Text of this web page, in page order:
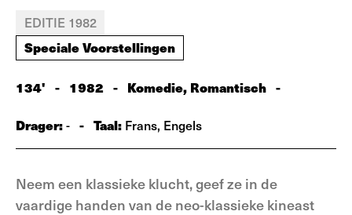
EDITIE 1982
Speciale Voorstellingen
134' - 1982 - Komedie, Romantisch -
Drager:- - Taal: Frans, Engels
Neem een klassieke klucht, geef ze in de
vaardige handen van de neo-klassieke kineast